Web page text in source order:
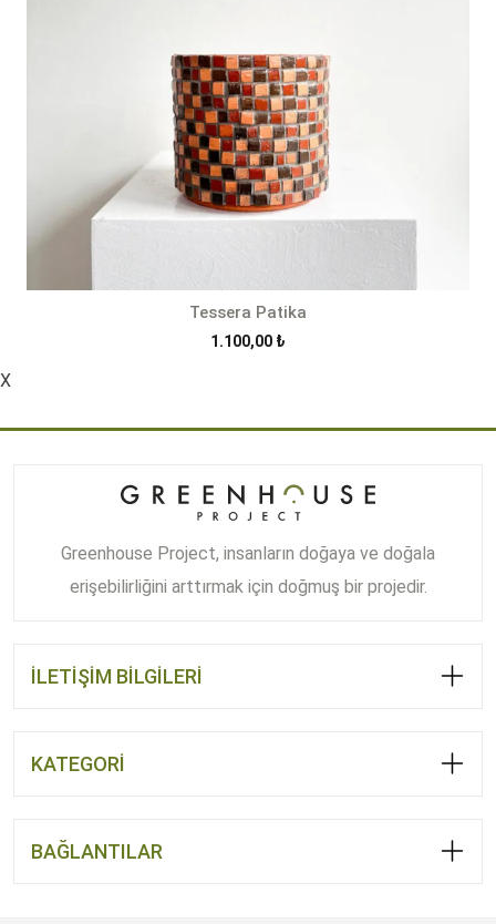
Tessera Patika
1.100,00 ₺
X
Greenhouse Project, insanların doğaya ve doğala
erişebilirliğini arttırmak için doğmuş bir projedir.
İLETİŞİM BİLGİLERİ
KATEGORİ
BAĞLANTILAR